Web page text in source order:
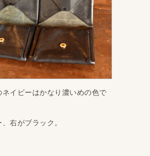
ネイビーはかなり濃いめの色で
右がブラック。